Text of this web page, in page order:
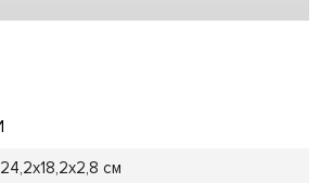
24,2х18,2х2,8 см